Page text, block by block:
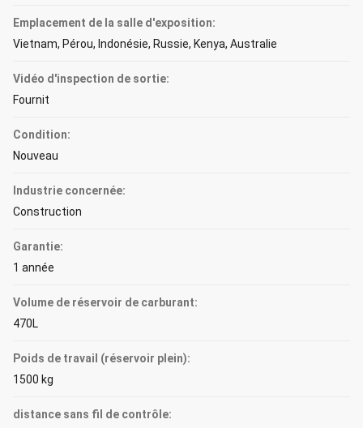
Emplacement de la salle d'exposition:
Vietnam, Pérou, Indonésie, Russie, Kenya, Australie
Vidéo d'inspection de sortie:
Fournit
Condition:
Nouveau
Industrie concernée:
Construction
Garantie:
1 année
Volume de réservoir de carburant:
470L
Poids de travail (réservoir plein):
1500 kg
distance sans fil de contrôle: